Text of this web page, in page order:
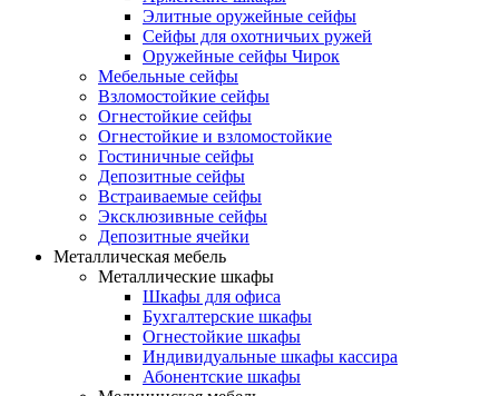
Элитные оружейные сейфы
Сейфы для охотничьих ружей
Оружейные сейфы Чирок
Мебельные сейфы
Взломостойкие сейфы
Огнестойкие сейфы
Огнестойкие и взломостойкие
Гостиничные сейфы
Депозитные сейфы
Встраиваемые сейфы
Эксклюзивные сейфы
Депозитные ячейки
Металлическая мебель
Металлические шкафы
Шкафы для офиса
Бухгалтерские шкафы
Огнестойкие шкафы
Индивидуальные шкафы кассира
Абонентские шкафы